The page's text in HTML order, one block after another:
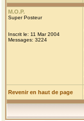
M.O.P.
Super Posteur
Inscrit le: 11 Mar 2004
Messages: 3224
Revenir en haut de page